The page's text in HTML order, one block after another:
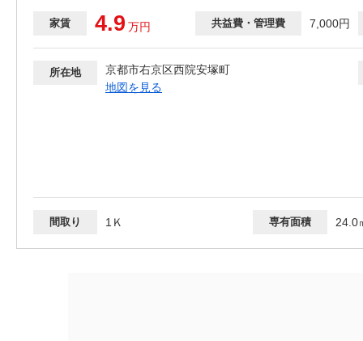
家賃 4.9 万円 共益費・管理費 7,000円
所在地
京都市右京区西院安塚町
地図を見る
間取り 1Ｋ 専有面積 24.0